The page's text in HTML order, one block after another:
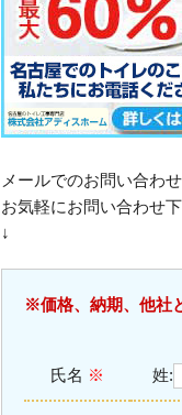
メールでのお問い合わ
お気軽にお問い合わせ下
↓
※価格、納期、他社
氏名 ※ 姓: